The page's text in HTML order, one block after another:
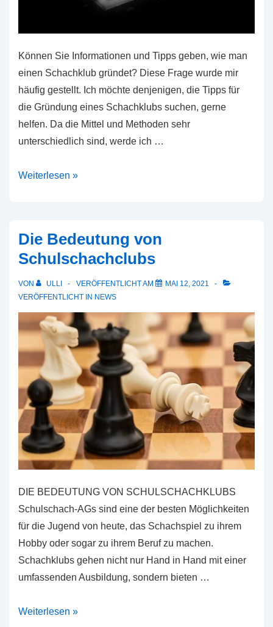
Können Sie Informationen und Tipps geben, wie man
einen Schachklub gründet? Diese Frage wurde mir
häufig gestellt. Ich möchte denjenigen, die Tipps für
die Gründung eines Schachklubs suchen, gerne
helfen. Da die Mittel und Methoden sehr
unterschiedlich sind, werde ich …
Tipps
eines
Schachklubs
Weiterlesen »
Die Bedeutung von
Schulschachclubs
VON ULLI VERÖFFENTLICHT AM
MAI 12, 2021
VERÖFFENTLICHT IN NEWS
DIE BEDEUTUNG VON SCHULSCHACHKLUBS
Schulschach-AGs sind eine der besten Möglichkeiten
für die Jugend von heute, das Schachspiel zu ihrem
Hobby oder sogar zu ihrem Beruf zu machen.
Schachklubs gehen nicht nur Hand in Hand mit einer
umfassenden Ausbildung, sondern bieten …
Die
Weiterlesen »